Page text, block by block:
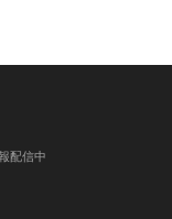
配信中